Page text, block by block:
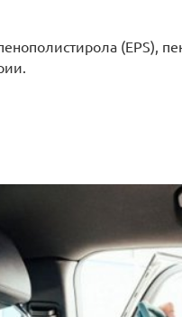
(EPS),